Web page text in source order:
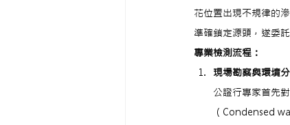
花位置出現不規律的
準確鎖定源頭，遂委託
專業檢測流程：
現場勘察與環境分
公證行專家首先
（Condensed